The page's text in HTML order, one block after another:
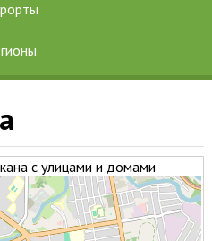
с улицами и домами